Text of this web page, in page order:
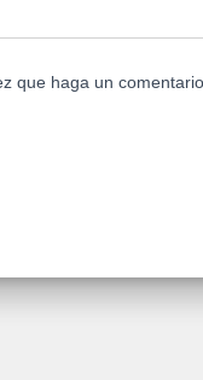
que haga un